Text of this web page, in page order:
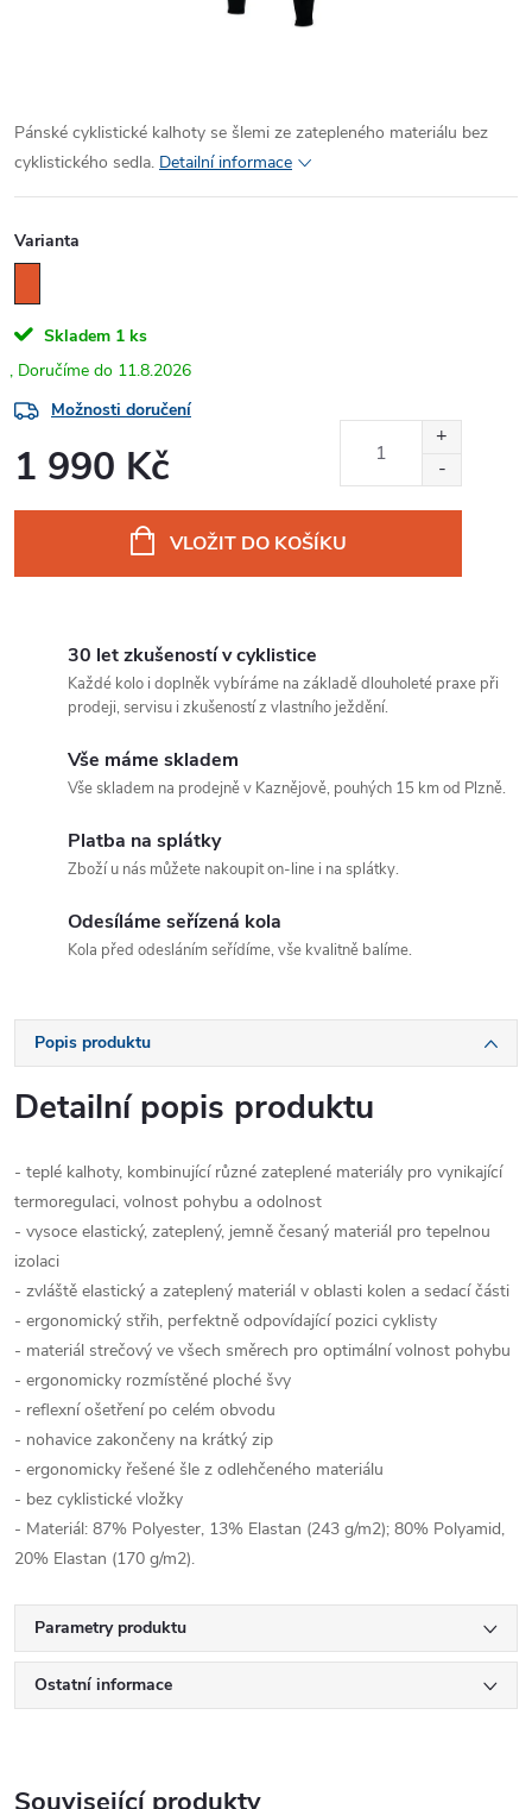
Pánské cyklistické kalhoty se šlemi ze zatepleného materiálu bez
cyklistického sedla. Detailní informace
Varianta
Skladem 1 ks
11.8.2026
Možnosti doručení
1 990 Kč
VLOŽIT DO KOŠÍKU
30 let zkušeností v cyklistice
Každé kolo i doplněk vybíráme na základě dlouholeté praxe při
prodeji, servisu i zkušeností z vlastního ježdění.
Vše máme skladem
Vše skladem na prodejně v Kaznějově, pouhých 15 km od Plzně.
Platba na splátky
Zboží u nás můžete nakoupit on-line i na splátky.
Odesíláme seřízená kola
Kola před odesláním seřídíme, vše kvalitně balíme.
Popis produktu
Detailní popis produktu
- teplé kalhoty, kombinující různé zateplené materiály pro vynikající
termoregulaci, volnost pohybu a odolnost
- vysoce elastický, zateplený, jemně česaný materiál pro tepelnou
izolaci
- zvláště elastický a zateplený materiál v oblasti kolen a sedací části
- ergonomický střih, perfektně odpovídající pozici cyklisty
- materiál strečový ve všech směrech pro optimální volnost pohybu
- ergonomicky rozmístěné ploché švy
- reflexní ošetření po celém obvodu
- nohavice zakončeny na krátký zip
- ergonomicky řešené šle z odlehčeného materiálu
- bez cyklistické vložky
- Materiál: 87% Polyester, 13% Elastan (243 g/m2); 80% Polyamid,
20% Elastan (170 g/m2).
Parametry produktu
Ostatní informace